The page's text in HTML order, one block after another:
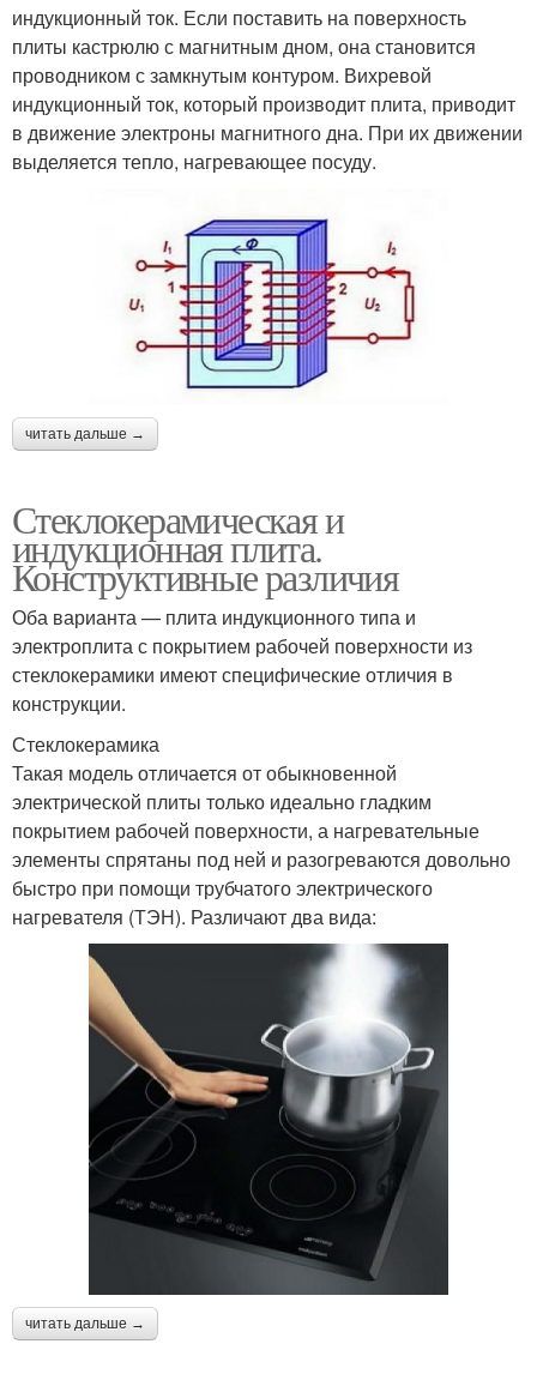
индукционный ток. Если поставить на поверхность
плиты кастрюлю с магнитным дном, она становится
проводником с замкнутым контуром. Вихревой
индукционный ток, который производит плита, приводит
в движение электроны магнитного дна. При их движении
выделяется тепло, нагревающее посуду.
читать дальше →
Стеклокерамическая и
индукционная плита.
Конструктивные различия
Оба варианта — плита индукционного типа и
электроплита с покрытием рабочей поверхности из
стеклокерамики имеют специфические отличия в
конструкции.
Стеклокерамика
Такая модель отличается от обыкновенной
электрической плиты только идеально гладким
покрытием рабочей поверхности, а нагревательные
элементы спрятаны под ней и разогреваются довольно
быстро при помощи трубчатого электрического
нагревателя (ТЭН). Различают два вида:
читать дальше →